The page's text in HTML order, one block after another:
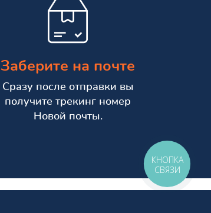
Заберите на почте
Сразу после отправки вы
получите трекинг номер
Новой почты.
КНОПКА
СВЯЗИ